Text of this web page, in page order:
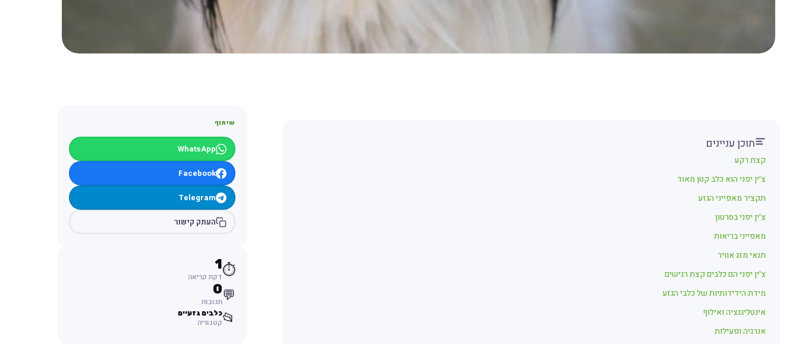
תוכן עניינים
קצת רקע
צ'ין יפני הוא כלב קטן מאוד
תקציר מאפייני הגזע
צ'ין יפני בסרטון
מאפייני בריאות
תנאי מזג אוויר
צ'ין יפני הם כלבים קצת רגישים
מידת הידידותיות של כלבי הגזע
אינטליגנציה ואילוף
אנרגיה ופעילות
שיתוף
WhatsApp
Facebook
Telegram
העתק קישור
⏱️
1
דקת קריאה
💬
0
תגובות
📂כלבים גזעיים
קטגוריה